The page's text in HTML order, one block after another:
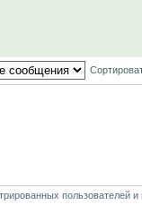
пользователей и